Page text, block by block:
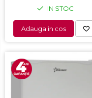
Accesorii
Espressoare
Râșnițe de cafea
Inox
IN STOC
Adauga in cos